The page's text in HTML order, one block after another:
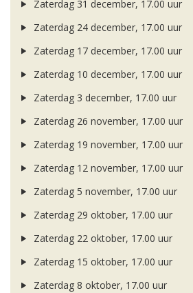
Zaterdag 31 december, 17.00 uur
Zaterdag 24 december, 17.00 uur
Zaterdag 17 december, 17.00 uur
Zaterdag 10 december, 17.00 uur
Zaterdag 3 december, 17.00 uur
Zaterdag 26 november, 17.00 uur
Zaterdag 19 november, 17.00 uur
Zaterdag 12 november, 17.00 uur
Zaterdag 5 november, 17.00 uur
Zaterdag 29 oktober, 17.00 uur
Zaterdag 22 oktober, 17.00 uur
Zaterdag 15 oktober, 17.00 uur
Zaterdag 8 oktober, 17.00 uur